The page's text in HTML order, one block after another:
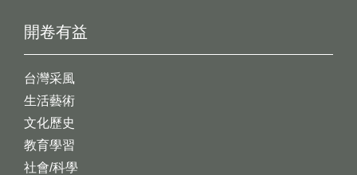
開卷有益
台灣采風
生活藝術
文化歷史
教育學習
社會/科學